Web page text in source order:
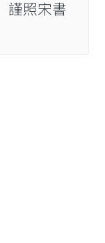
謹照宋書